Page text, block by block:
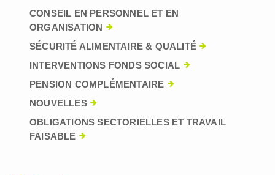
CONSEIL EN PERSONNEL ET EN
ORGANISATION
SÉCURITÉ ALIMENTAIRE & QUALITÉ
INTERVENTIONS FONDS SOCIAL
PENSION COMPLÉMENTAIRE
NOUVELLES
OBLIGATIONS SECTORIELLES ET TRAVAIL
FAISABLE